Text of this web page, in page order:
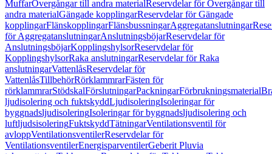
MuffarÖvergångar till andra materialReservdelar för Övergångar till
andra materialGängade kopplingarReservdelar för Gängade
kopplingarFlänskopplingarFlänsbussningarAggregatanslutningar
för AggregatanslutningarAnslutningsböjarReservdelar för
AnslutningsböjarKopplingshylsorReservdelar för
KopplingshylsorRaka anslutningarReservdelar för Raka
anslutningarVattenlåsReservdelar för
VattenlåsTillbehörRörklammrarFästen för
rörklammrarStödskalFörslutningarPackningarFörbrukningsmaterial
ljudisolering och fuktskyddLjudisoleringIsoleringar för
byggnadsljudisoleringIsoleringar för byggnadsljudisolering och
luftljudsisoleringFuktskyddTätningarVentilationsventil för
avloppVentilationsventilerReservdelar för
VentilationsventilerEnergisparventilerGeberit Pluvia